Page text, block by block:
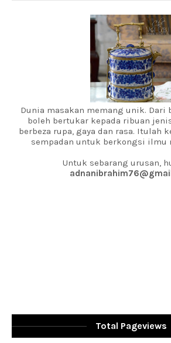
Dunia masakan memang unik. Dari
boleh bertukar kepada ribuan
berbeza rupa, gaya dan rasa. Itulah
sempadan untuk berkongsi ilmu
Untuk sebarang urusan,
Total Pageviews